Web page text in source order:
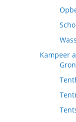
Kampeer